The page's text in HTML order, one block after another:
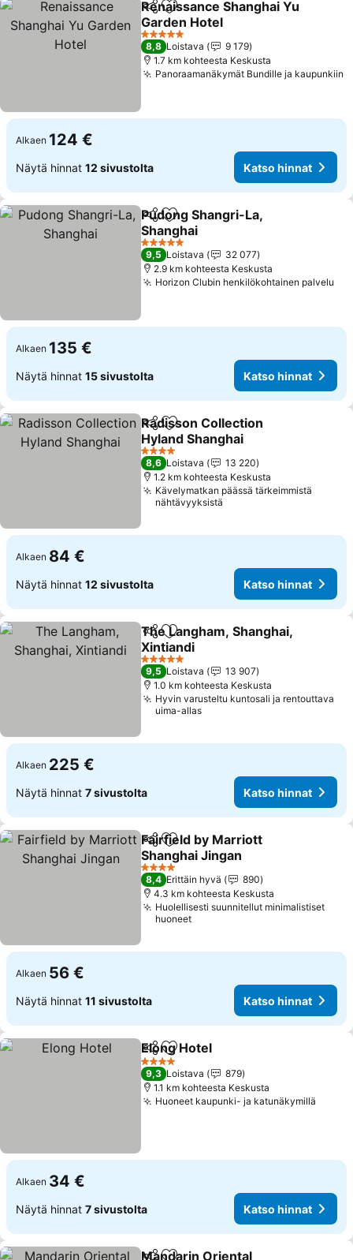
Jaa Lisää suosikkeihin
Renaissance Shanghai Yu
Garden Hotel
Katso hinnat
5 Tähtiluokitus
8,8 Loistava
9 179
1.7 km kohteesta Keskusta
Panoraamanäkymät Bundille ja kaupunkiin
Alkaen 124 €
Näytä hinnat 12 sivustolta Katso hinnat
Jaa Lisää suosikkeihin
Pudong Shangri-La,
Shanghai
Katso hinnat
5 Tähtiluokitus
9,5 Loistava
32 077
2.9 km kohteesta Keskusta
Horizon Clubin henkilökohtainen palvelu
Alkaen 135 €
Näytä hinnat 15 sivustolta Katso hinnat
Jaa Lisää suosikkeihin
Radisson Collection
Hyland Shanghai
Katso hinnat
4 Tähtiluokitus
8,6 Loistava
13 220
1.2 km kohteesta Keskusta
Kävelymatkan päässä tärkeimmistä
nähtävyyksistä
Alkaen 84 €
Näytä hinnat 12 sivustolta Katso hinnat
Jaa Lisää suosikkeihin
The Langham, Shanghai,
Xintiandi
Katso hinnat
5 Tähtiluokitus
9,5 Loistava
13 907
1.0 km kohteesta Keskusta
Hyvin varusteltu kuntosali ja rentouttava
uima-allas
Alkaen 225 €
Näytä hinnat 7 sivustolta Katso hinnat
Jaa Lisää suosikkeihin
Fairfield by Marriott
Shanghai Jingan
Katso hinnat
4 Tähtiluokitus
8,4 Erittäin hyvä
890
4.3 km kohteesta Keskusta
Huolellisesti suunnitellut minimalistiset
huoneet
Alkaen 56 €
Näytä hinnat 11 sivustolta Katso hinnat
Jaa Lisää suosikkeihin
Elong Hotel
4 Tähtiluokitus
9,3 Loistava
879
1.1 km kohteesta Keskusta
Huoneet kaupunki- ja katunäkymillä
Alkaen 34 €
Näytä hinnat 7 sivustolta Katso hinnat
Mandarin Oriental